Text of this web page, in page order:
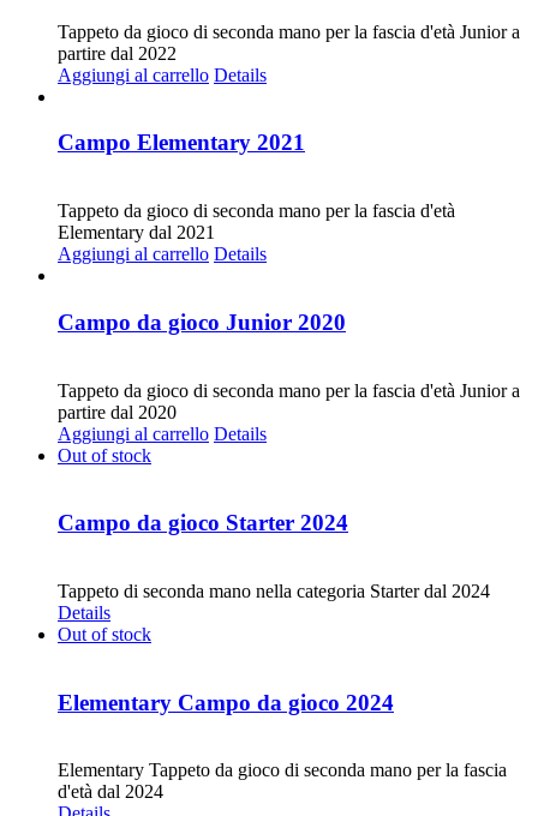
Tappeto da gioco di seconda mano per la fascia d'età Junior a
partire dal 2022
Aggiungi al carrello Details
Campo Elementary 2021
Tappeto da gioco di seconda mano per la fascia d'età
Elementary dal 2021
Aggiungi al carrello Details
Campo da gioco Junior 2020
Tappeto da gioco di seconda mano per la fascia d'età Junior a
partire dal 2020
Aggiungi al carrello Details
Out of stock
Campo da gioco Starter 2024
Tappeto di seconda mano nella categoria Starter dal 2024
Details
Out of stock
Elementary Campo da gioco 2024
Elementary Tappeto da gioco di seconda mano per la fascia
d'età dal 2024